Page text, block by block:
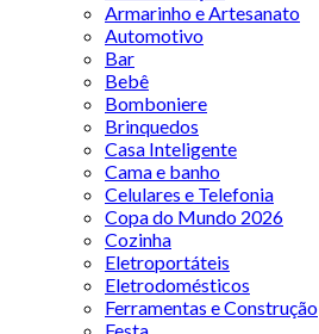
Armarinho e Artesanato
Automotivo
Bar
Bebê
Bomboniere
Brinquedos
Casa Inteligente
Cama e banho
Celulares e Telefonia
Copa do Mundo 2026
Cozinha
Eletroportáteis
Eletrodomésticos
Ferramentas e Construção